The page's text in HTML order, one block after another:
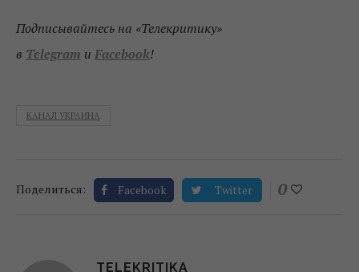
Подписывайтесь на «Телекритику»
в Telegram и Facebook!
КАНАЛ УКРАИНА
Поделиться: Facebook Twitter 0
TELEKRITIKA